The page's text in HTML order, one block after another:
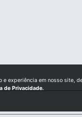
experiência em nosso site,
de Privacidade.